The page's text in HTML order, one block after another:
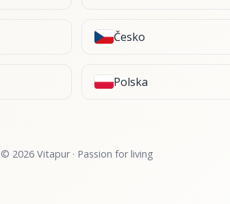
Česko
Polska
© 2026 Vitapur · Passion for living